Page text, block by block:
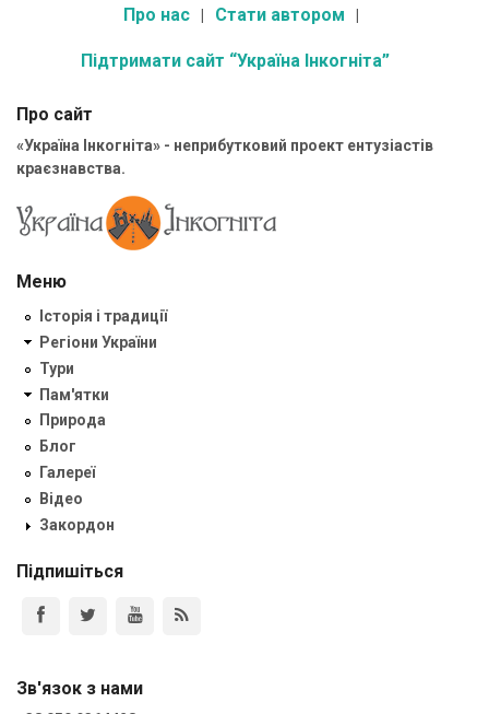
Про нас Стати автором
Підтримати сайт “Україна Інкогніта”
Про сайт
«Україна Інкогніта» - неприбутковий проект ентузіастів
краєзнавства.
Меню
Історія і традиції
Регіони України
Тури
Пам'ятки
Природа
Блог
Галереї
Відео
Закордон
Підпишіться
Зв'язок з нами